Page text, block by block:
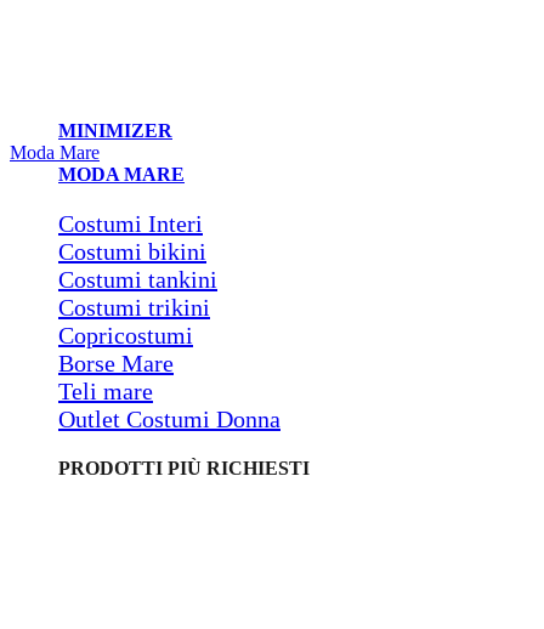
MINIMIZER
Moda Mare
MODA MARE
Costumi Interi
Costumi bikini
Costumi tankini
Costumi trikini
Copricostumi
Borse Mare
Teli mare
Outlet Costumi Donna
PRODOTTI PIÙ RICHIESTI